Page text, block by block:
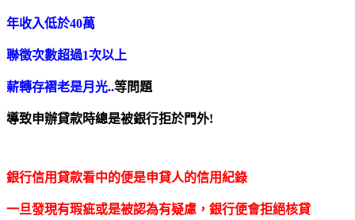
年收入低於40萬
聯徵次數超過1次以上
薪轉存褶老是月光..等問題
導致申辦貸款時總是被銀行拒於門外!
銀行信用貸款看中的便是申貸人的信用紀錄
一旦發現有瑕疵或是被認為有疑慮，銀行便會拒絕核貸